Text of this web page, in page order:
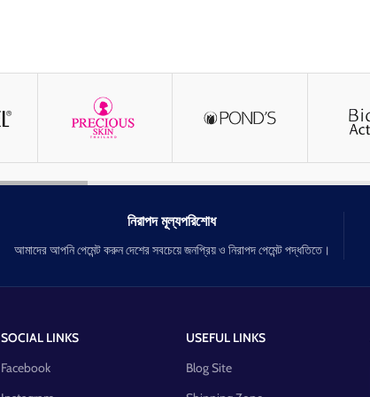
নিরাপদ মূল্যপরিশোধ
আমাদের আপনি পেমেন্ট করুন দেশের সবচেয়ে জনপ্রিয় ও নিরাপদ পেমেন্ট পদ্ধতিতে।
SOCIAL LINKS
Facebook
USEFUL LINKS
Blog Site